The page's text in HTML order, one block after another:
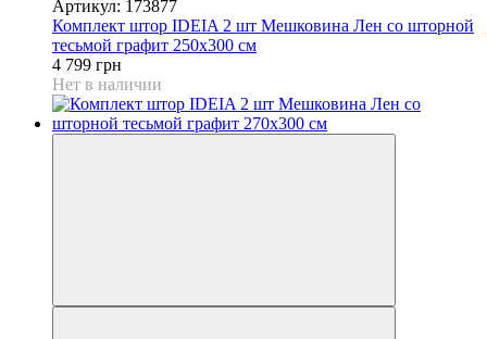
Артикул: 173877
Комплект штор IDEIA 2 шт Мешковина Лен со шторной
тесьмой графит 250х300 см
4 799 грн
Нет в наличии